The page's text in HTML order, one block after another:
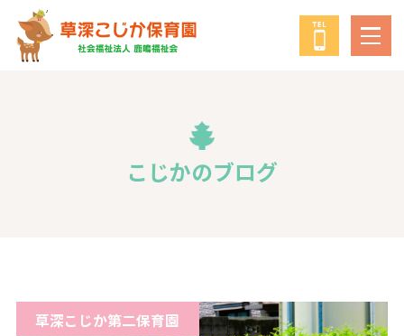
鹿鳴福祉会
教育・保育の方針
こじかのブログ
草深こじか第二保育園